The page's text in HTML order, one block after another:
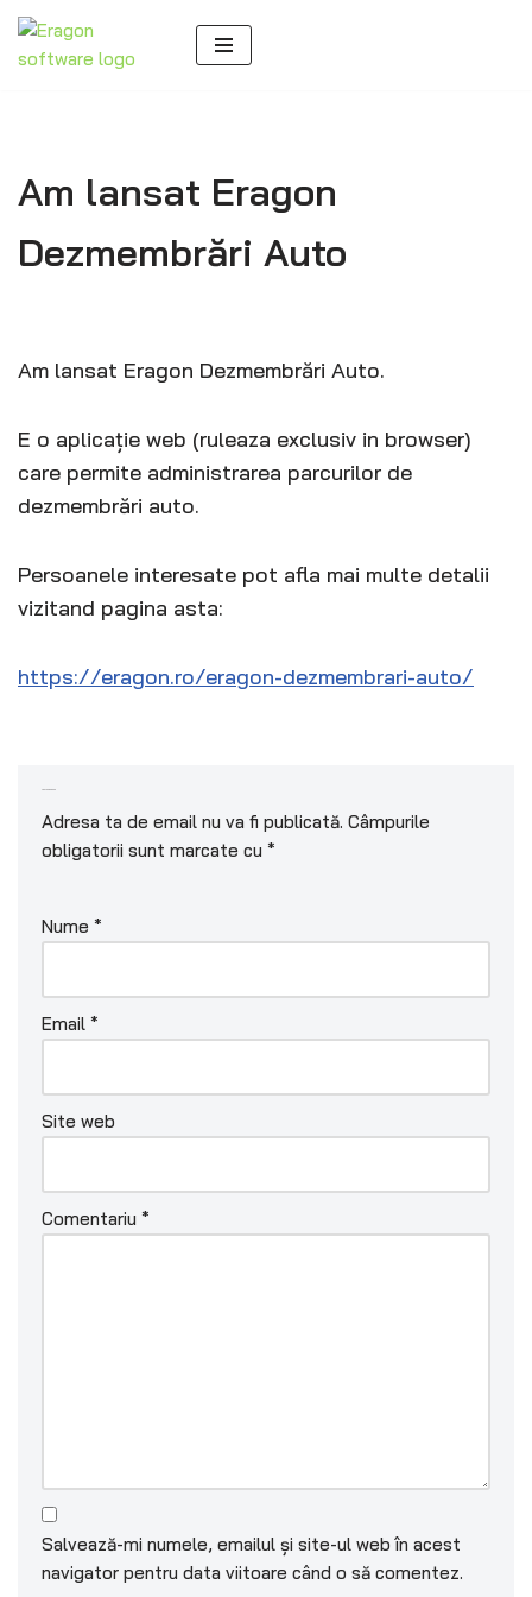
Sari
Am lansat Eragon
Dezmembrări Auto
Am lansat Eragon Dezmembrări Auto.
E o aplicație web (ruleaza exclusiv in browser)
care permite administrarea parcurilor de
dezmembrări auto.
Persoanele interesate pot afla mai multe detalii
vizitand pagina asta:
https://eragon.ro/eragon-dezmembrari-auto/
Adresa ta de email nu va fi publicată. Câmpurile
obligatorii sunt marcate cu *
Nume *
Email *
Site web
Comentariu *
Salvează-mi numele, emailul și site-ul web în acest
navigator pentru data viitoare când o să comentez.